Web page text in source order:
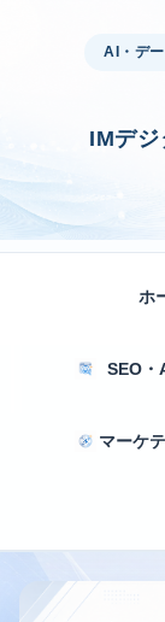
AI・デ
IMデジ
ホ
SEO・
マーケ